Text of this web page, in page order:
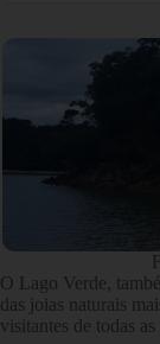
O Lago Verde,
das joias naturais
visitantes de todas